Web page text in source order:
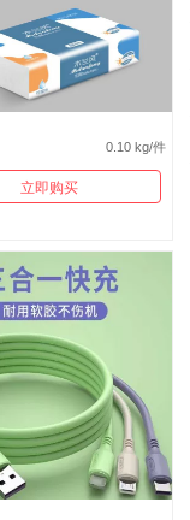
0.10 kg/件
立即购买